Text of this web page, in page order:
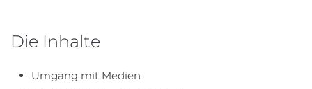
Die Inhalte
Umgang mit Medien